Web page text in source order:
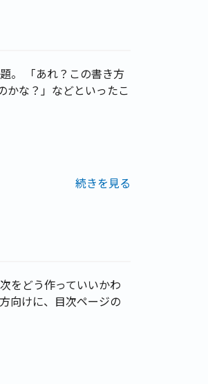
。 「あれ？この書き方
かな？」などといったこ
続きを見る
をどう作っていいかわ
向けに、目次ページの